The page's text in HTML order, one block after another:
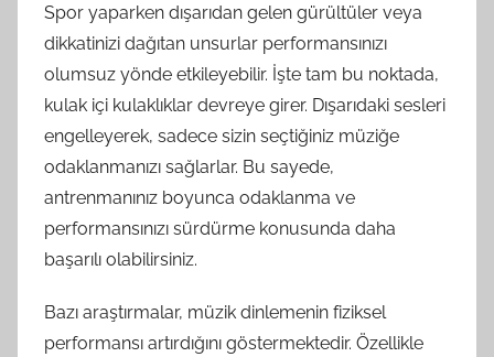
Spor yaparken dışarıdan gelen gürültüler veya
dikkatinizi dağıtan unsurlar performansınızı
olumsuz yönde etkileyebilir. İşte tam bu noktada,
kulak içi kulaklıklar devreye girer. Dışarıdaki sesleri
engelleyerek, sadece sizin seçtiğiniz müziğe
odaklanmanızı sağlarlar. Bu sayede,
antrenmanınız boyunca odaklanma ve
performansınızı sürdürme konusunda daha
başarılı olabilirsiniz.
Bazı araştırmalar, müzik dinlemenin fiziksel
performansı artırdığını göstermektedir. Özellikle